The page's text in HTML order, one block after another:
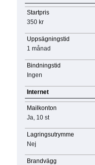
Startpris
350 kr
Uppsägningstid
1 månad
Bindningstid
Ingen
Internet
Mailkonton
Ja, 10 st
Lagringsutrymme
Nej
Brandvägg